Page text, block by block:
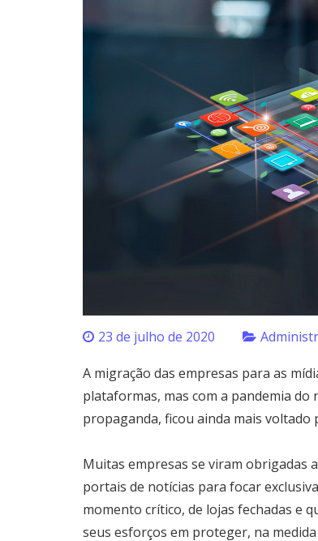
23 de julho de 2020
A migração das empresas para as
plataformas, mas com a pandemia
propaganda, ficou ainda mais voltado
Muitas empresas se viram obrigadas
portais de notícias para focar
momento crítico, de lojas fechadas e
seus esforços em proteger, na